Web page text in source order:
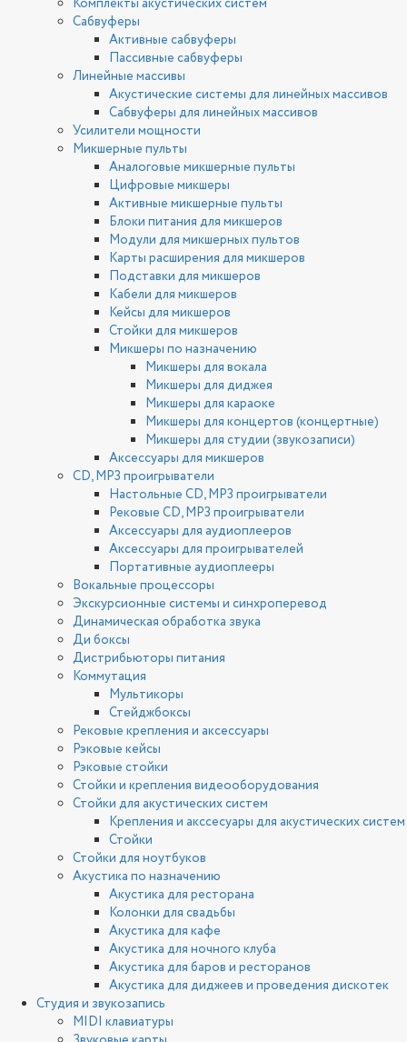
Комплекты акустических систем
Сабвуферы
Активные сабвуферы
Пассивные сабвуферы
Линейные массивы
Акустические системы для линейных массивов
Сабвуферы для линейных массивов
Усилители мощности
Микшерные пульты
Аналоговые микшерные пульты
Цифровые микшеры
Активные микшерные пульты
Блоки питания для микшеров
Модули для микшерных пультов
Карты расширения для микшеров
Подставки для микшеров
Кабели для микшеров
Кейсы для микшеров
Стойки для микшеров
Микшеры по назначению
Микшеры для вокала
Микшеры для диджея
Микшеры для караоке
Микшеры для концертов (концертные)
Микшеры для студии (звукозаписи)
Аксессуары для микшеров
CD, MP3 проигрыватели
Настольные CD, MP3 проигрыватели
Рековые CD, MP3 проигрыватели
Аксессуары для аудиоплееров
Аксессуары для проигрывателей
Портативные аудиоплееры
Вокальные процессоры
Экскурсионные системы и синхроперевод
Динамическая обработка звука
Ди боксы
Дистрибьюторы питания
Коммутация
Мультикоры
Стейджбоксы
Рековые крепления и аксессуары
Рэковые кейсы
Рэковые стойки
Стойки и крепления видеооборудования
Стойки для акустических систем
Крепления и акссесуары для акустических систем
Стойки
Стойки для ноутбуков
Акустика по назначению
Акустика для ресторана
Колонки для свадьбы
Акустика для кафе
Акустика для ночного клуба
Акустика для баров и ресторанов
Акустика для диджеев и проведения дискотек
Студия и звукозапись
MIDI клавиатуры